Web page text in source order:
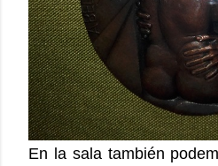
En la sala también